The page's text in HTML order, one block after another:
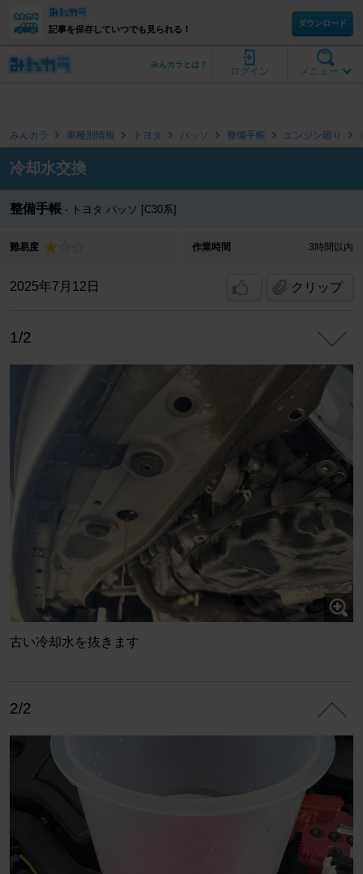
記事を保存していつでも見られる！
ダウンロード
メニュー
ログイン
みんカラとは？
みんカラ 車種別情報 トヨタ パッソ 整備手帳 エンジン廻り
冷却水交換
整備手帳 トヨタ パッソ [C30系]
難易度 作業時間 3時間以内
2025年7月12日 クリップ
1/2
古い冷却水を抜きます
2/2